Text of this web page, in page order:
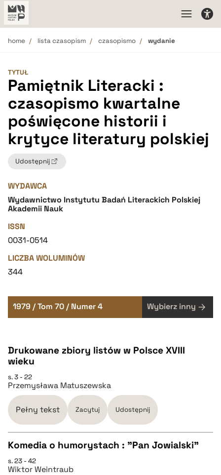
home lista czasopism czasopismo wydanie
TYTUŁ
Pamiętnik Literacki :
czasopismo kwartalne
poświęcone historii i
krytyce literatury polskiej
Udostępnij
WYDAWCA
Wydawnictwo Instytutu Badań Literackich Polskiej
Akademii Nauk
ISSN
0031-0514
LICZBA WOLUMINÓW
344
1979 / Tom 70 / Numer 4 Wybierz inny
Drukowane zbiory listów w Polsce XVIII
wieku
s. 3 - 22
Przemysława Matuszewska
Pełny tekst Zacytuj Udostępnij
CZYSTY TEKST
Komedia o humorystach : "Pan Jowialski"
s. 23 - 42
Wiktor Weintraub